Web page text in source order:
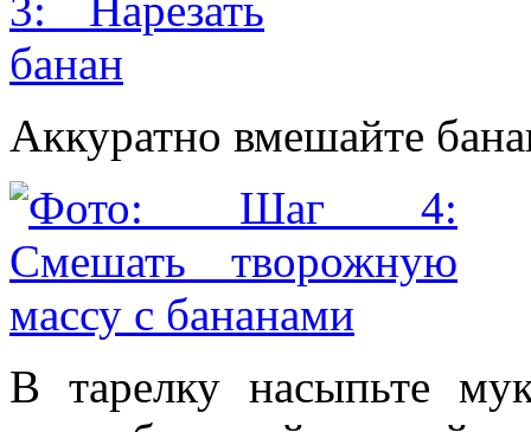
Аккуратно вмешайте
В тарелку насыпьте